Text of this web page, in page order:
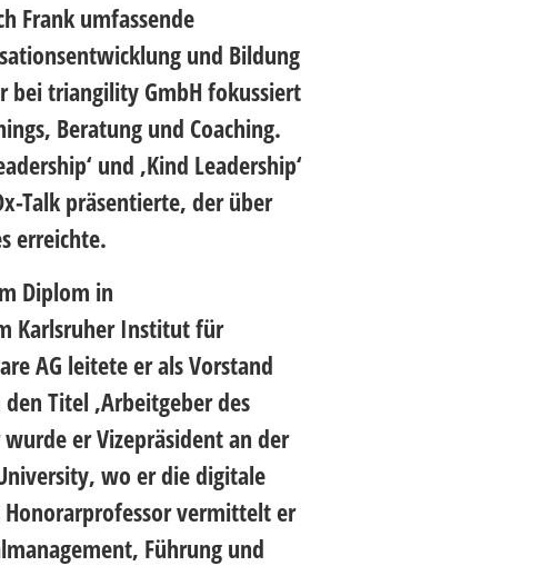
Frank umfassende
und Bildung
bei triangility GmbH fokussiert
Beratung und Coaching.
und ‚Kind Leadership‘
Talk präsentierte, der über
erreichte.
Diplom in
Karlsruher Institut für
AG leitete er als Vorstand
Titel ‚Arbeitgeber des
wurde er Vizepräsident an der
wo er die digitale
vermittelt er
Führung und